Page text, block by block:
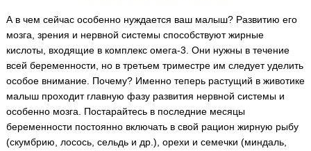
А в чем сейчас особенно нуждается ваш малыш? Развитию его
мозга, зрения и нервной системы способствуют жирные
кислоты, входящие в комплекс омега-3. Они нужны в течение
всей беременности, но в третьем триместре им следует уделить
особое внимание. Почему? Именно теперь растущий в животике
малыш проходит главную фазу развития нервной системы и
особенно мозга. Постарайтесь в последние месяцы
беременности постоянно включать в свой рацион жирную рыбу
(скумбрию, лосось, сельдь и др.), орехи и семечки (миндаль,